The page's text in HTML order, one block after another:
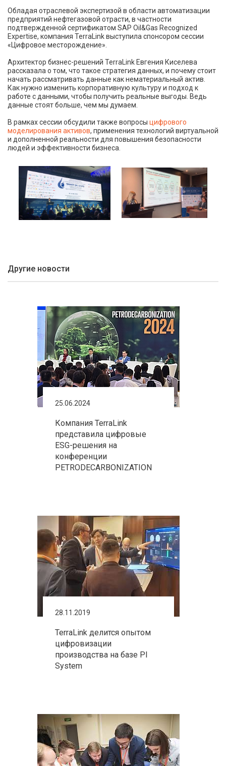
Обладая отраслевой экспертизой в области автоматизации
предприятий нефтегазовой отрасти, в частности
подтвержденной сертификатом SAP Oil&Gas Recognized
Expertise, компания TerraLink выступила спонсором сессии
«Цифровое месторождение».
Архитектор бизнес-решений TerraLink Евгения Киселева
рассказала о том, что такое стратегия данных, и почему стоит
начать рассматривать данные как нематериальный актив.
Как нужно изменить корпоративную культуру и подход к
работе с данными, чтобы получить реальные выгоды. Ведь
данные стоят больше, чем мы думаем.
В рамках сессии обсудили также вопросы цифрового
моделирования активов, применения технологий виртуальной
и дополненной реальности для повышения безопасности
людей и эффективности бизнеса.
Другие новости
25.06.2024
Компания TerraLink
представила цифровые
ESG-решения на
конференции
PETRODECARBONIZATION
28.11.2019
TerraLink делится опытом
цифровизации
производства на базе PI
System